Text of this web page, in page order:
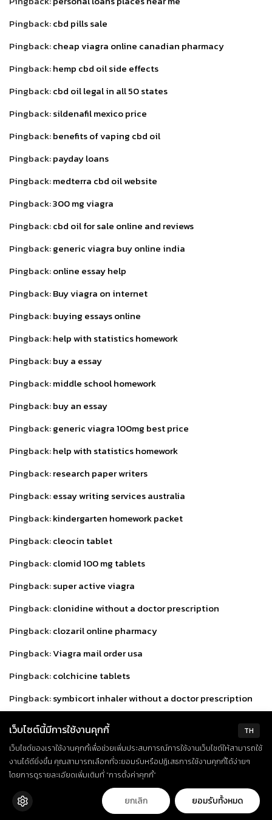
Pingback:cbd pills sale
Pingback:cheap viagra online canadian pharmacy
Pingback:hemp cbd oil side effects
Pingback:cbd oil legal in all 50 states
Pingback:sildenafil mexico price
Pingback:benefits of vaping cbd oil
Pingback:payday loans
Pingback:medterra cbd oil website
Pingback:300 mg viagra
Pingback:cbd oil for sale online and reviews
Pingback:generic viagra buy online india
Pingback:online essay help
Pingback:Buy viagra on internet
Pingback:buying essays online
Pingback:help with statistics homework
Pingback:buy a essay
Pingback:middle school homework
Pingback:buy an essay
Pingback:generic viagra 100mg best price
Pingback:help with statistics homework
Pingback:research paper writers
Pingback:essay writing services australia
Pingback:kindergarten homework packet
Pingback:cleocin tablet
Pingback:clomid 100 mg tablets
Pingback:super active viagra
Pingback:clonidine without a doctor prescription
Pingback:clozaril online pharmacy
Pingback:Viagra mail order usa
Pingback:colchicine tablets
Pingback:symbicort inhaler without a doctor prescription
Pingback:
combivent tablet
Pingback:essay services reviews
Pingback: cheapest coreg
Pingback:
compazine 5mg for sale
Pingback:
Pharmacy viagra
TH
เว็บไซต์นี้มีการใช้งานคุกกี้
เว็บไซต์ของเราใช้งานคุกกี้เพื่อช่วยเพิ่มประสบการณ์การใช้งานเว็บไซต์ให้สามารถใช้
งานได้ดียิ่งขึ้น คุณสามารถเลือกที่จะยอมรับหรือปฏิเสธการใช้งานคุกกี้ได้ง่ายๆ
โดยการดูรายละเอียดเพิ่มเติมที่ “การตั้งค่าคุกกี้”
ยกเลิก ยอมรับทั้งหมด